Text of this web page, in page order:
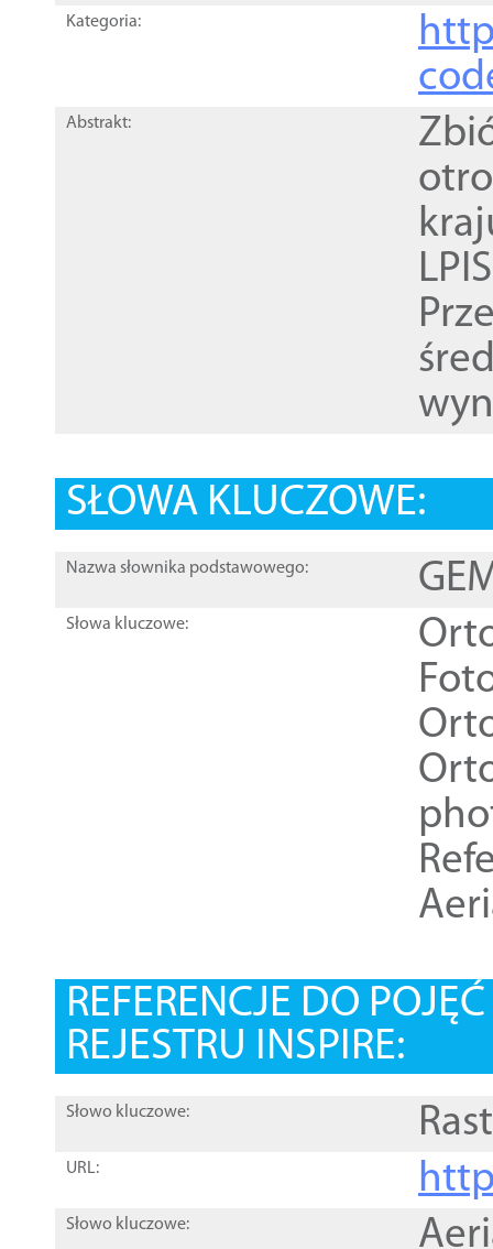
Kategoria:
Abstrakt:
SŁOWA KLUCZOWE:
Nazwa słownika podstawowego:
Słowa kluczowe:
REFERENCJE DO
REJESTRU INSPIRE:
Słowo kluczowe:
URL:
Słowo kluczowe: